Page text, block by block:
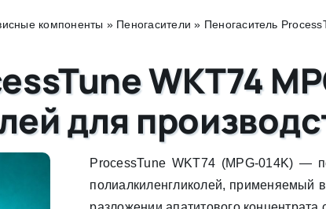
компоненты » Пеногасители » Пеногаситель
WKT74
для
ProcessTune WKT74 (MPG-014K) —
полиалкиленгликолей, применяемый